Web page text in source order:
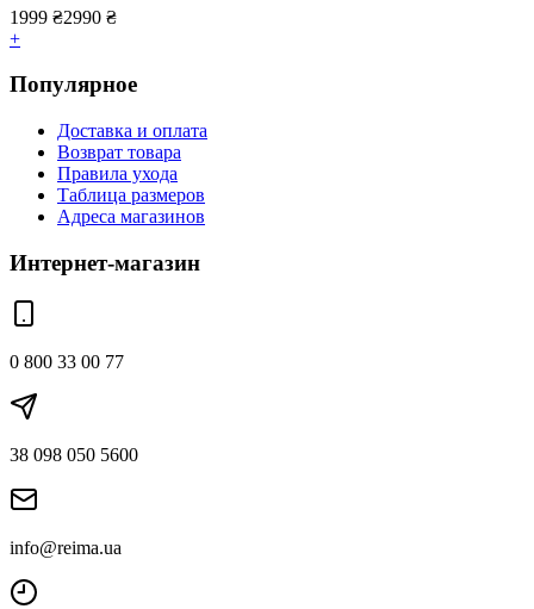
1999 ₴2990 ₴
+
Популярное
Доставка и оплата
Возврат товара
Правила ухода
Таблица размеров
Адреса магазинов
Интернет-магазин
0 800 33 00 77
38 098 050 5600
info@reima.ua